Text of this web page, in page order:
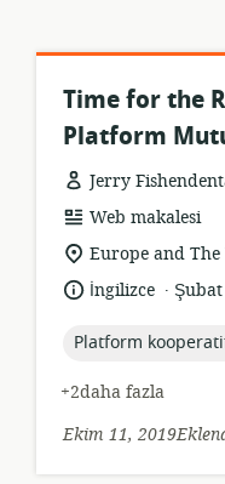
Time for the
Platform
Jerry
Kaynak
formatı:
Web makalesi
Uygunluk
konumu:
Europe and
Dil: İngilizce .
Yayın
topic:
Platform
+2daha fazla
Ekim 11,